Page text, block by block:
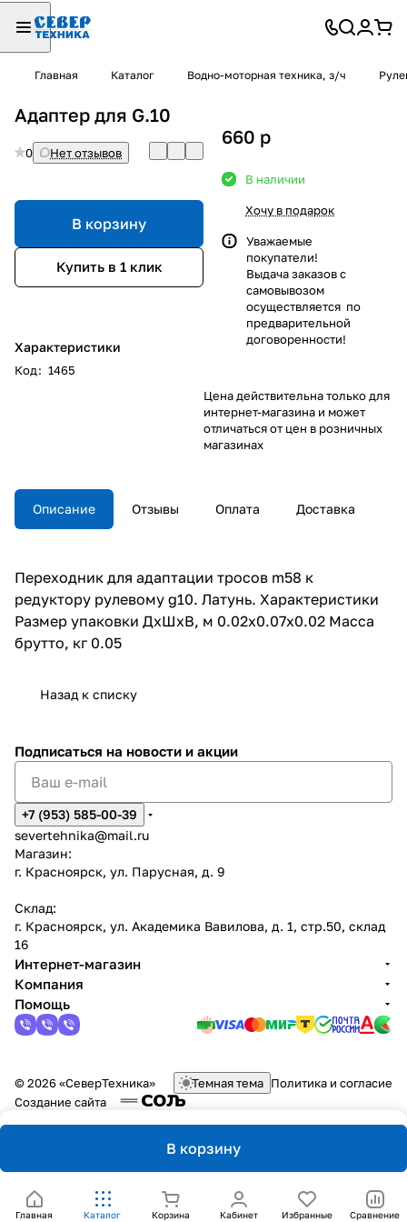
Главная Каталог Водно-моторная техника, з/ч
Адаптер для G.10
0 Нет отзывов
В корзину
Купить в 1 клик
Характеристики
Код: 1465
660 p
В наличии
Хочу в подарок
Уважаемые
покупатели!
Выдача заказов с
самовывозом
осуществляется по
предварительной
договоренности!
Цена действительна только для
интернет-магазина и может
отличаться от цен в розничных
магазинах
Описание Отзывы Оплата Доставка
Переходник для адаптации тросов m58 к
редуктору рулевому g10. Латунь. Характеристики
Размер упаковки ДхШхВ, м 0.02x0.07x0.02 Масса
брутто, кг 0.05
Назад к списку
В корзину
Главная Каталог Корзина Кабинет Избранные Сравнение
Подписаться на новости и акции
+7 (953) 585-00-39
severtehnika@mail.ru
Магазин:
г. Красноярск, ул. Парусная, д. 9
Склад:
г. Красноярск, ул. Академика Вавилова, д. 1, стр.50, склад
16
Интернет-магазин
Компания
Помощь
© 2026 «СеверТехника» Темная тема Политика и согласие
Создание сайта